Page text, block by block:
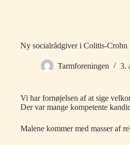
Ny socialrådgiver i Colitis-Crohn
Tarmforeningen 3.
Vi har fornøjelsen af at sige
Der var mange kompetente
Malene kommer med masser af